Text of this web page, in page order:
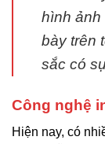
hình
bày trên
sắc có
Công nghệ
Hiện nay, có